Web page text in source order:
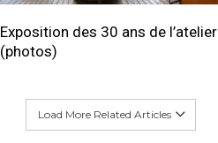
Exposition des 30 ans de l’atelier
(photos)
Load More Related Articles